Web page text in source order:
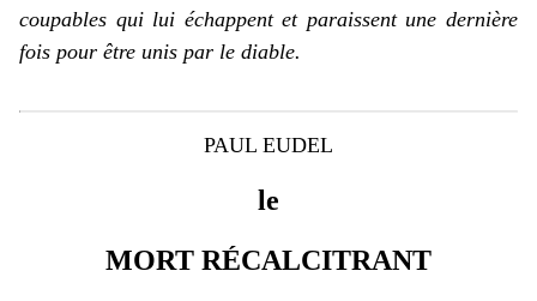
coupables qui lui échappent et paraissent une dernière
fois pour être unis par le diable.
PAUL EUDEL
le
MORT RÉCALCITRANT